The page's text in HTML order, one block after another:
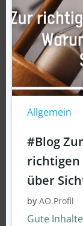
Allgemein
#Blog
richtigen
über
by AO.Profil
Gute